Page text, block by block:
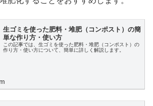
生ゴミを使った肥料・堆肥（コンポスト）の簡
単な作り方・使い方
この記事では、生ゴミを使った肥料・堆肥（コンポスト）の
作り方・使い方について、簡単に詳しく解説します。